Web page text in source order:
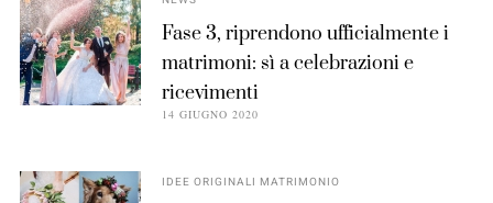
Fase 3, riprendono ufficialmente i
matrimoni: sì a celebrazioni e
ricevimenti
14 GIUGNO 2020
IDEE ORIGINALI MATRIMONIO